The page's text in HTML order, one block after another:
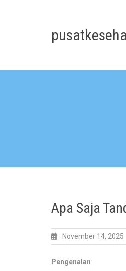
Apa Saja
November 14, 2025
Pengenalan